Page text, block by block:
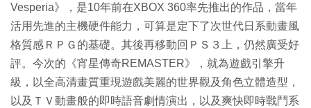
Vesperia》，是10年前在XBOX 360率先推出的作品，當年
活用先進的主機硬件能力，可算是定下了次世代日系動畫風
格質感ＲＰＧ的基礎。其後再移動回ＰＳ３上，仍然廣受好
評。今次的《宵星傳奇REMASTER》，就為遊戲引擎升
級，以全高清畫質重現遊戲美麗的世界觀及角色立體造型，
以及ＴＶ動畫般的即時語音劇情演出，以及爽快即時戰鬥系